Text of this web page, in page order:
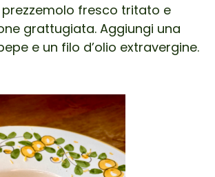
fresco tritato e
grattugiata. Aggiungi una
e un filo d’olio extravergine.